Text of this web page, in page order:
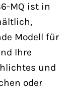
MQ ist in
Modell für
Ihre
und
oder